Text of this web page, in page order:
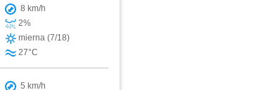
8 km/h
2%
mierna (7/18)
27°C
5 km/h